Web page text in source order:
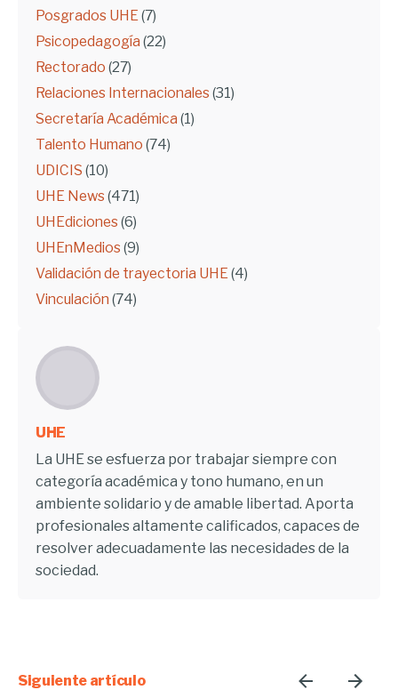
Posgrados UHE(7)
Psicopedagogía (22)
Rectorado (27)
Relaciones Internacionales (31)
Secretaría Académica (1)
Talento Humano (74)
UDICIS (10)
UHE News (471)
UHEdiciones (6)
UHEnMedios (9)
Validación de trayectoria UHE(4)
Vinculación (74)
UHE
La UHE se esfuerza por trabajar siempre con
categoría académica y tono humano, en un
ambiente solidario y de amable libertad. Aporta
profesionales altamente calificados, capaces de
resolver adecuadamente las necesidades de la
sociedad.
Siguiente artículo